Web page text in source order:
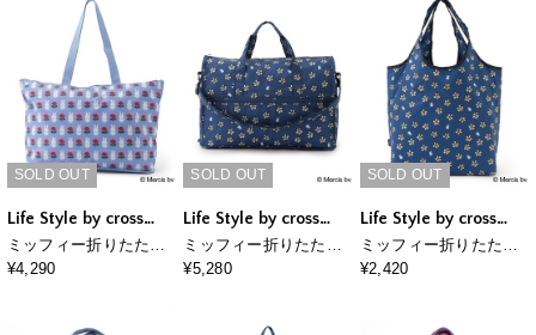
SOLD OUT
Life Style by cross
marche
ミッフィー折りたたみ
トートバッグ
¥4,290
SOLD OUT
Life Style by cross
marche
ミッフィー折りたたみ
ボストンバッグ
¥5,280
SOLD OUT
Life Style by cross
marche
ミッフィー折りたたみ
保冷＆保温エコバッグ
¥2,420